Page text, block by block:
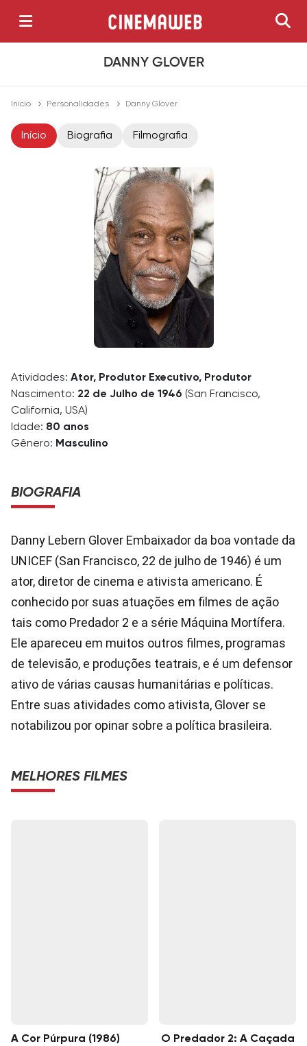
DANNY GLOVER
Início Personalidades Danny Glover
Início Biografia Filmografia
Atividades: Ator, Produtor Executivo, Produtor
Nascimento: 22 de Julho de 1946 (San Francisco,
California, USA)
Idade: 80 anos
Gênero: Masculino
BIOGRAFIA
Danny Lebern Glover Embaixador da boa vontade da
UNICEF (San Francisco, 22 de julho de 1946) é um
ator, diretor de cinema e ativista americano. É
conhecido por suas atuações em filmes de ação
tais como Predador 2 e a série Máquina Mortífera.
Ele apareceu em muitos outros filmes, programas
de televisão, e produções teatrais, e é um defensor
ativo de várias causas humanitárias e políticas.
Entre suas atividades como ativista, Glover se
notabilizou por opinar sobre a política brasileira.
MELHORES FILMES
A Cor Púrpura (1986)
O Predador 2: A Caçada